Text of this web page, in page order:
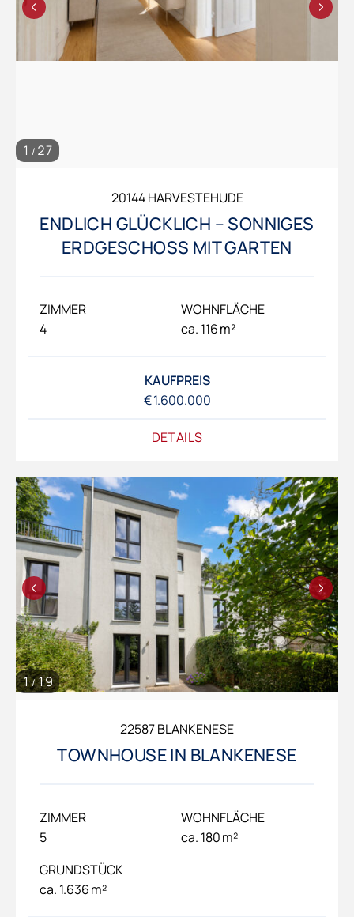
1 / 27
20144 HARVESTEHUDE
ENDLICH GLÜCKLICH – SONNIGES
ERDGESCHOSS MIT GARTEN
ZIMMER
4
WOHNFLÄCHE
ca. 116 m²
KAUFPREIS
€ 1.600.000
DETAILS
1/19
22587 BLANKENESE
TOWNHOUSE IN BLANKENESE
ZIMMER
5
WOHNFLÄCHE
ca. 180 m²
GRUNDSTÜCK
ca. 1.636 m²